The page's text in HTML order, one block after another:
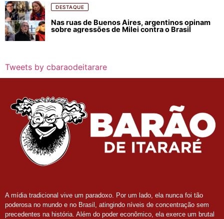
DESTAQUE
Nas ruas de Buenos Aires, argentinos opinam
sobre agressões de Milei contra o Brasil
Tweets by cbaraodeitarare
A mídia tradicional vive um paradoxo. Por um lado, ela nunca foi tão
poderosa no mundo e no Brasil, atingindo níveis de concentração sem
precedentes na história. Além do poder econômico, ela exerce um brutal